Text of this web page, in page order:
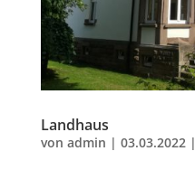
Landhaus
von admin | 03.03.2022|